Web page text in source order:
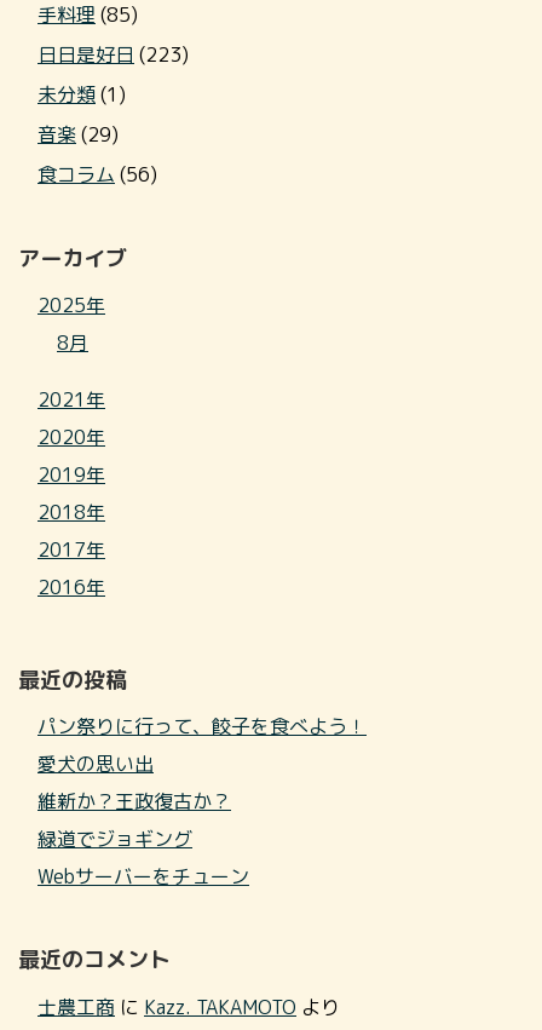
手料理 (85)
日日是好日 (223)
未分類(1)
音楽(29)
食コラム (56)
アーカイブ
2025年
8月
2021年
2020年
2019年
2018年
2017年
2016年
最近の投稿
パン祭りに行って、餃子を食べよう！
愛犬の思い出
維新か？王政復古か？
緑道でジョギング
Webサーバーをチューン
最近のコメント
士農工商 に Kazz. TAKAMOTO より